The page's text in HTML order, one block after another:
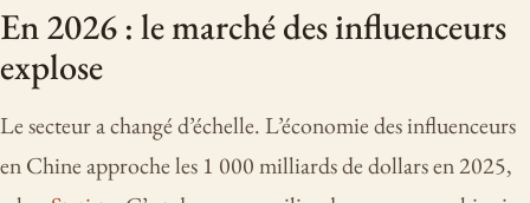
En 2026 : le marché des influenceurs
explose
Le secteur a changé d’échelle. L’économie des influenceurs
en Chine approche les 1 000 milliards de dollars en 2025,